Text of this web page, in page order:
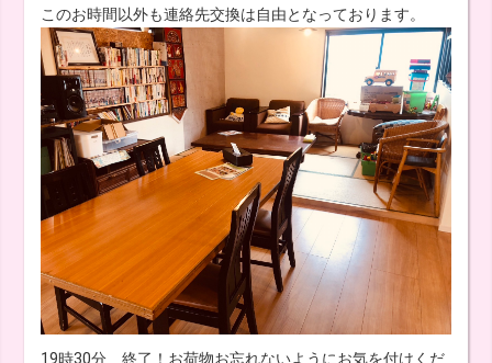
このお時間以外も連絡先交換は自由となっております。
19時30分 終了！お荷物お忘れないようにお気を付けくだ